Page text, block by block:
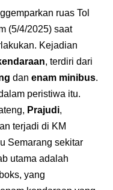
ruas Tol
(5/4/2025) saat
Kejadian
, terdiri dari
dan enam minibus.
peristiwa itu.
Prajudi,
terjadi di KM
Semarang sekitar
utama adalah
yang